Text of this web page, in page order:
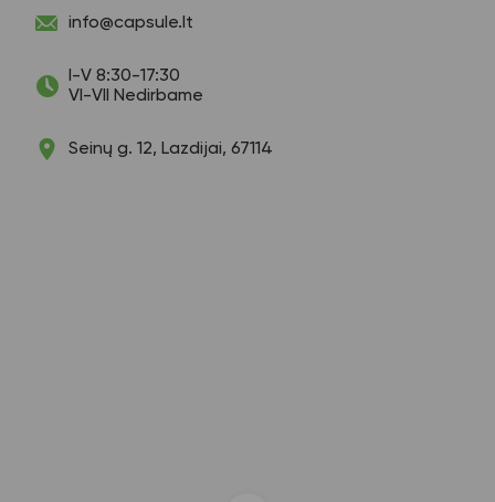
info@capsule.lt
I-V 8:30-17:30
VI-VII Nedirbame
Seinų g. 12, Lazdijai, 67114